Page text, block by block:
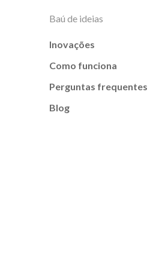
Baú de ideias
Inovações
Como funciona
Perguntas frequentes
Blog